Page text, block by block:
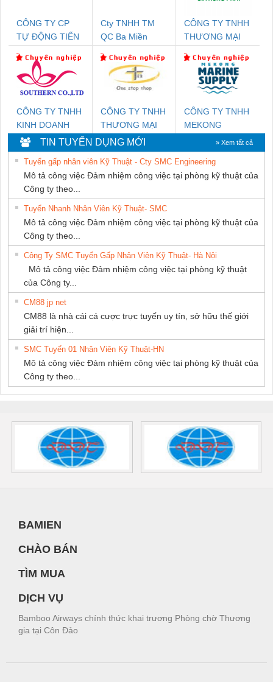
CÔNG TY CP
TỰ ĐỘNG TIẾN
Cty TNHH TM
QC Ba Miền
CÔNG TY TNHH
THƯƠNG MẠI
THUẬT ĐIỆN CƠ
GIA HƯNG
PHÁT
CÔNG TY TNHH
KINH DOANH
DỊCH VỤ XNK
PHƯƠNG NAM
CÔNG TY TNHH
THƯƠNG MẠI
THIÊN ÂN VIỆT
NAM
CÔNG TY TNHH
MEKONG
SUPPLY
TIN TUYỂN DỤNG MỚI » Xem tất cả
Tuyển gấp nhân viên Kỹ Thuật - Cty SMC Engineering
Mô tả công việc Đảm nhiệm công việc tại phòng kỹ thuật của
Công ty theo...
Tuyển Nhanh Nhân Viên Kỹ Thuật- SMC
Mô tả công việc Đảm nhiệm công việc tại phòng kỹ thuật của
Công ty theo...
Công Ty SMC Tuyển Gấp Nhân Viên Kỹ Thuật- Hà Nội
Mô tả công việc Đảm nhiệm công việc tại phòng kỹ thuật
của Công ty...
CM88 jp net
CM88 là nhà cái cá cược trực tuyến uy tín, sở hữu thế giới
giải trí hiện...
SMC Tuyển 01 Nhân Viên Kỹ Thuật-HN
Mô tả công việc Đảm nhiệm công việc tại phòng kỹ thuật của
Công ty theo...
BAMIEN
CHÀO BÁN
TÌM MUA
DỊCH VỤ
Bamboo Airways chính thức khai trương Phòng chờ Thương
gia tại Côn Đảo